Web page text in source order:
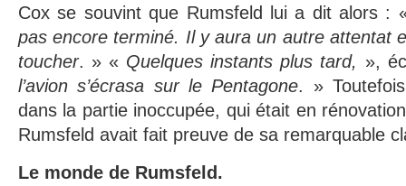
Cox se souvint que Rumsfeld lui a dit alors :
pas encore terminé. Il y aura un autre attentat
toucher. » « Quelques instants plus tard, »,
l’avion s’écrasa sur le Pentagone. »
dans la partie inoccupée, qui était en
Rumsfeld avait fait preuve de sa remarquable
Le monde de Rumsfeld.